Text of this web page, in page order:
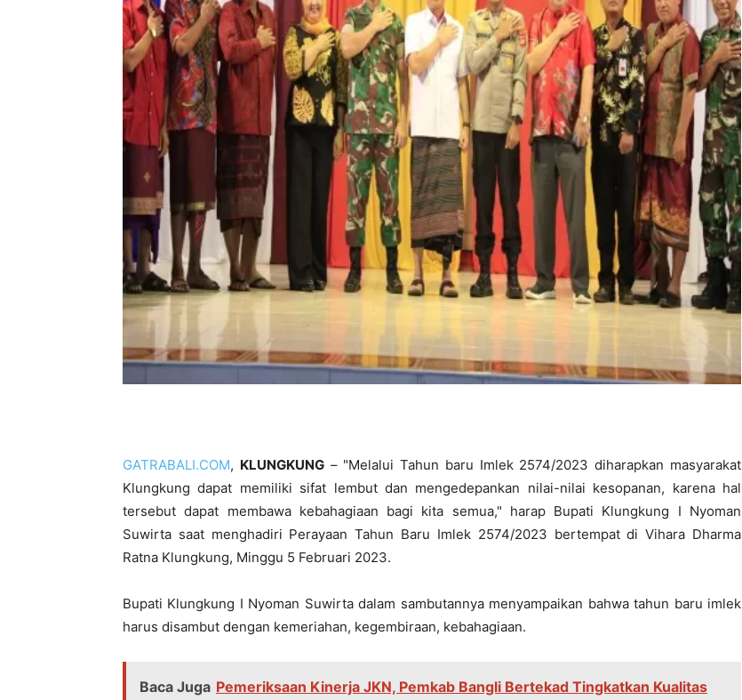
GATRABALI.COM, KLUNGKUNG– "Melalui Tahun baru Imlek 2574/2023 diharapkan masyarakat
Klungkung dapat memiliki sifat lembut dan mengedepankan nilai-nilai kesopanan, karena hal
tersebut dapat membawa kebahagiaan bagi kita semua," harap Bupati Klungkung I Nyoman
Suwirta saat menghadiri Perayaan Tahun Baru Imlek 2574/2023 bertempat di Vihara Dharma
Ratna Klungkung, Minggu 5 Februari 2023.
Bupati Klungkung I Nyoman Suwirta dalam sambutannya menyampaikan bahwa tahun baru imlek
harus disambut dengan kemeriahan, kegembiraan, kebahagiaan.
Baca Juga Pemeriksaan Kinerja JKN, Pemkab Bangli Bertekad Tingkatkan Kualitas